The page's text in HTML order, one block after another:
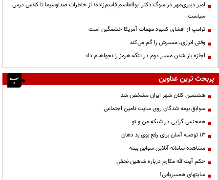
امیر دبیری‌مهر در سوگ دکتر ابوالقاسم قاسم‌زاده؛ از خاطرات صداوسیما تا کلاس درس
سیاست
ترامپ از افشای کمبود مهمات آمریکا خشمگین است
وقتی انرژی، مسیرش را گم می‌کند
اجازه باز شدن مسیر دوم در تنگه هرمز را نخواهیم داد
پربحث ترین عناوین
هشتمین کلان شهر ایران مشخص شد
سوابق بیمه شدگان روی سایت تامین اجتماعی
همجنس گرایی در شبکه من و تو
13 توصیه آسان برای رفع بوی بد دهان
مشاهده سامانه آنلاين سوابق بیمه
حكم آيت‌الله مكارم درباره شاهين نجفي
سایتهای همسریابی!